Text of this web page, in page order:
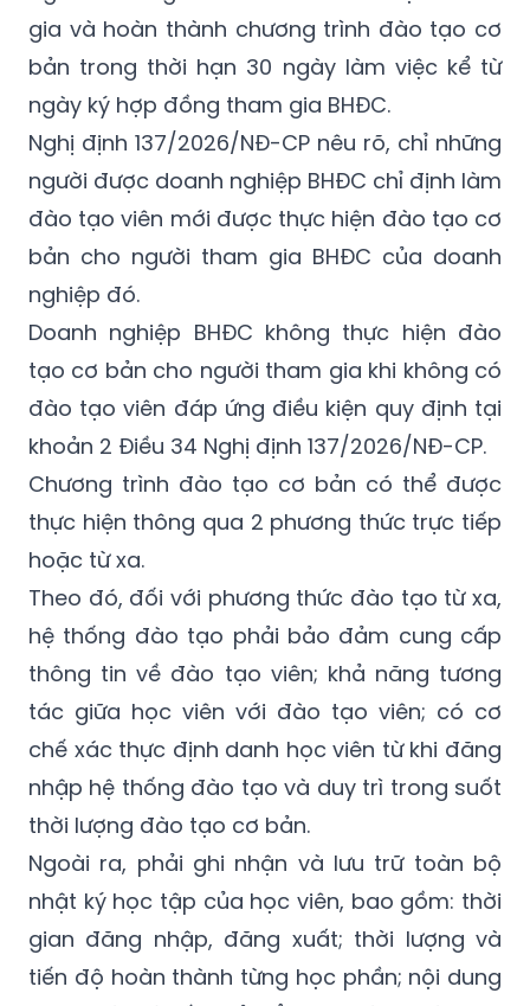
gia và hoàn thành chương trình đào tạo cơ
bản trong thời hạn 30 ngày làm việc kể từ
ngày ký hợp đồng tham gia BHĐC.
Nghị định 137/2026/NĐ-CP nêu rõ, chỉ những
người được doanh nghiệp BHĐC chỉ định làm
đào tạo viên mới được thực hiện đào tạo cơ
bản cho người tham gia BHĐC của doanh
nghiệp đó.
Doanh nghiệp BHĐC không thực hiện đào
tạo cơ bản cho người tham gia khi không có
đào tạo viên đáp ứng điều kiện quy định tại
khoản 2 Điều 34 Nghị định 137/2026/NĐ-CP.
Chương trình đào tạo cơ bản có thể được
thực hiện thông qua 2 phương thức trực tiếp
hoặc từ xa.
Theo đó, đối với phương thức đào tạo từ xa,
hệ thống đào tạo phải bảo đảm cung cấp
thông tin về đào tạo viên; khả năng tương
tác giữa học viên với đào tạo viên; có cơ
chế xác thực định danh học viên từ khi đăng
nhập hệ thống đào tạo và duy trì trong suốt
thời lượng đào tạo cơ bản.
Ngoài ra, phải ghi nhận và lưu trữ toàn bộ
nhật ký học tập của học viên, bao gồm: thời
gian đăng nhập, đăng xuất; thời lượng và
tiến độ hoàn thành từng học phần; nội dung